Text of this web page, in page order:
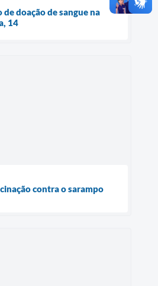
doação de sangue na
14
contra o sarampo